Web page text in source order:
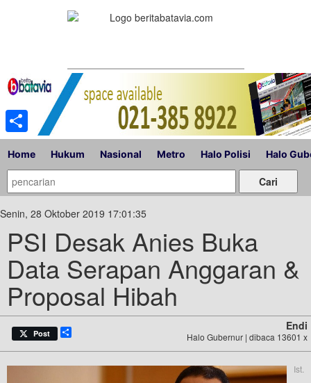
Home Hukum Nasional Metro Halo Polisi Halo
Senin, 28 Oktober 2019 17:01:35
PSI Desak Anies Buka
Data Serapan Anggaran &
Proposal Hibah
Post
Endi
Halo Gubernur | dibaca 13601 x
Ist.
Share